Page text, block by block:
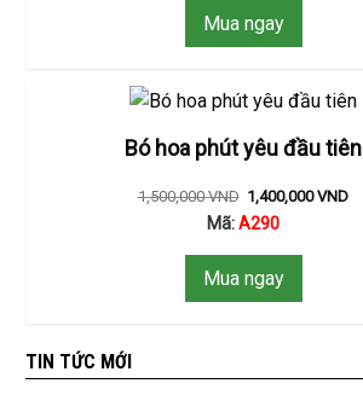
Mua ngay
Bó hoa phút yêu đầu tiên
1,500,000VND 1,400,000VND
Mã:A290
Mua ngay
TIN TỨC MỚI